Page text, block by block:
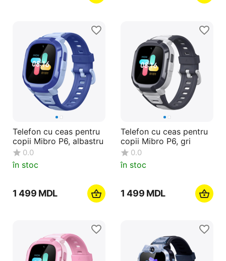
Telefon cu ceas pentru
copii Mibro P6, albastru
0.0
în stoc
1 499 MDL
Telefon cu ceas pentru
copii Mibro P6, gri
0.0
în stoc
1 499 MDL